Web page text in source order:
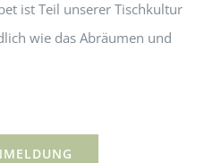
ist Teil unserer Tischkultur
wie das Abräumen und